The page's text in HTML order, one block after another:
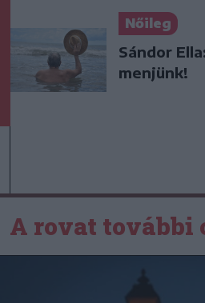
Nőileg
Sándor
menjünk!
A rovat további